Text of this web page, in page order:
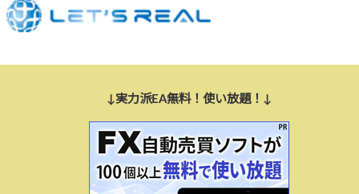
↓実力派EA無料！使い放題！↓